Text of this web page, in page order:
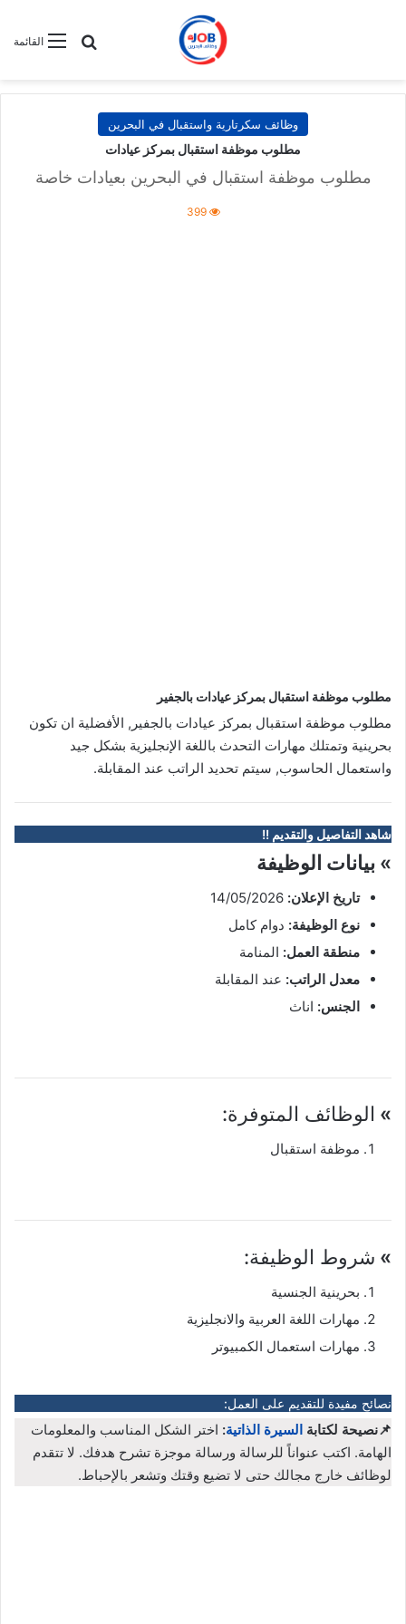
القائمةبحث عن
وظائف سكرتارية واستقبال في البحرين
مطلوب موظفة استقبال بمركز عيادات
مطلوب موظفة استقبال في البحرين بعيادات خاصة
399
مطلوب موظفة استقبال بمركز عيادات بالجفير
مطلوب موظفة استقبال بمركز عيادات بالجفير, الأفضلية ان تكون
بحرينية وتمتلك مهارات التحدث باللغة الإنجليزية بشكل جيد
واستعمال الحاسوب, سيتم تحديد الراتب عند المقابلة.
شاهد التفاصيل والتقديم !!
» بيانات الوظيفة
تاريخ الإعلان:
نوع الوظيفة: دوام كامل
منطقة العمل: المنامة
معدل الراتب: عند المقابلة
الجنس: اناث
» الوظائف المتوفرة:
موظفة استقبال
» شروط الوظيفة:
بحرينية الجنسية
مهارات اللغة العربية والانجليزية
مهارات استعمال الكمبيوتر
نصائح مفيدة للتقديم على العمل:
📌نصيحة لكتابة السيرة الذاتية: اختر الشكل المناسب والمعلومات
الهامة. اكتب عنواناً للرسالة ورسالة موجزة تشرح هدفك. لا تتقدم
لوظائف خارج مجالك حتى لا تضيع وقتك وتشعر بالإحباط.